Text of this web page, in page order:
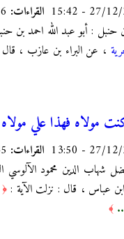
27/12/ القراءات:
حنبل : أبو عبد الله احمد بن
، عن البراء بن عازب ،
مولاه فهذا علي مولاه
27/12/ القراءات:
شهاب الدين محمود الآلوسي
عباس ، قال : نزلت الآية : ﴿
﴾